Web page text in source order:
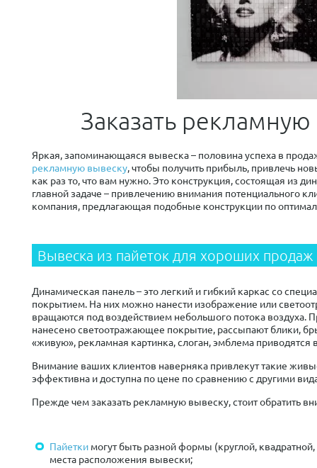
Заказать
Яркая, запоминающаяся вывеска – половина успеха в
рекламную вывеску, чтобы получить прибыль, привлечь
как раз то, что вам нужно. Это конструкция, состоящая из
главной задаче – привлечению внимания потенциального
компания, предлагающая подобные конструкции по
Вывеска из пайеток для хороших продаж
Динамическая панель – это легкий и гибкий каркас со
покрытием. На них можно нанести изображение или
вращаются под воздействием небольшого потока
нанесено светоотражающее покрытие, рассыпают блики,
«живую», рекламная картинка, слоган, эмблема
Внимание ваших клиентов наверняка привлекут такие
эффективна и доступна по цене по сравнению с другими
Прежде чем заказать рекламную вывеску, стоит обратить
Пайетки могут быть разной формы (круглой,
места расположения вывески;